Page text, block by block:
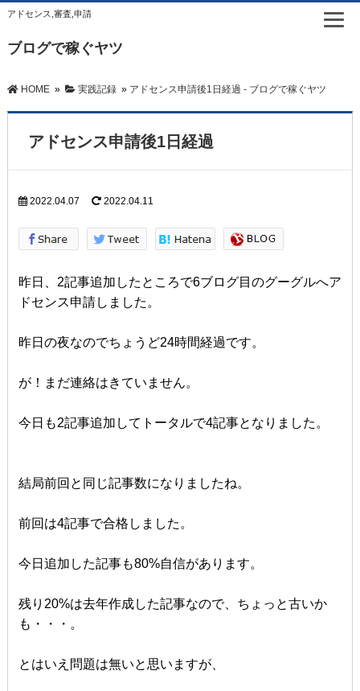
アドセンス,審査,申請
ブログで稼ぐヤツ
HOME» 実践記録» アドセンス申請後1日経過 - ブログで稼ぐヤツ
アドセンス申請後1日経過
2022.04.07 2022.04.11
昨日、2記事追加したところで6ブログ目のグーグルへア
ドセンス申請しました。
昨日の夜なのでちょうど24時間経過です。
が！まだ連絡はきていません。
今日も2記事追加してトータルで4記事となりました。
結局前回と同じ記事数になりましたね。
前回は4記事で合格しました。
今日追加した記事も80%自信があります。
残り20%は去年作成した記事なので、ちょっと古いか
も・・・。
とはいえ問題は無いと思いますが、